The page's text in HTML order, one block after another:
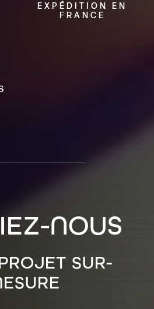
EXPÉDITION EN
FRANCE
NOUS
SUR-